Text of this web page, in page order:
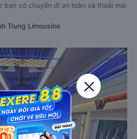
bạn có chuyến đi an toàn và thoải mái
Trung Limousine